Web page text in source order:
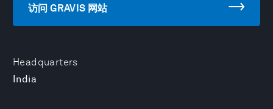
Headquarters
India
访问 GRAVIS 网站